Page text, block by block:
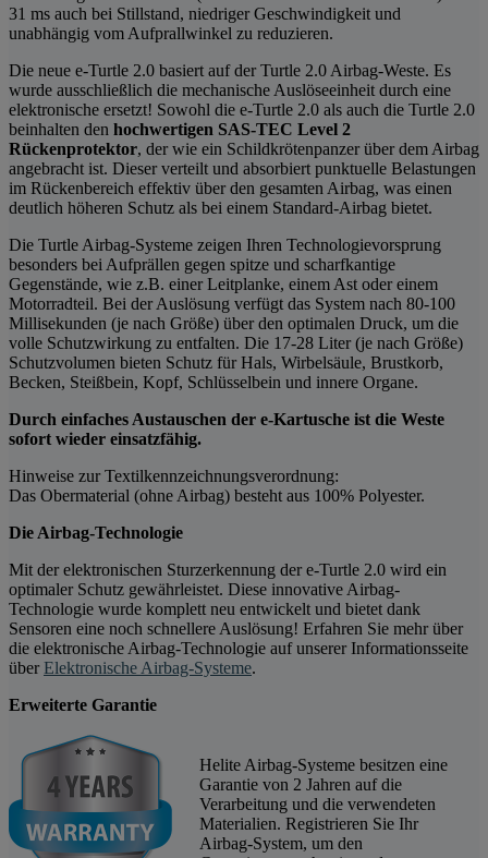
31 ms auch bei Stillstand, niedriger Geschwindigkeit und
unabhängig vom Aufprallwinkel zu reduzieren.
Die neue e-Turtle 2.0 basiert auf der Turtle 2.0 Airbag-Weste. Es
wurde ausschließlich die mechanische Auslöseeinheit durch eine
elektronische ersetzt! Sowohl die e-Turtle 2.0 als auch die Turtle 2.0
beinhalten den hochwertigen SAS-TEC Level 2
Rückenprotektor, der wie ein Schildkrötenpanzer über dem Airbag
angebracht ist. Dieser verteilt und absorbiert punktuelle Belastungen
im Rückenbereich effektiv über den gesamten Airbag, was einen
deutlich höheren Schutz als bei einem Standard-Airbag bietet.
Die Turtle Airbag-Systeme zeigen Ihren Technologievorsprung
besonders bei Aufprällen gegen spitze und scharfkantige
Gegenstände, wie z.B. einer Leitplanke, einem Ast oder einem
Motorradteil. Bei der Auslösung verfügt das System nach 80-100
Millisekunden (je nach Größe) über den optimalen Druck, um die
volle Schutzwirkung zu entfalten. Die 17-28 Liter (je nach Größe)
Schutzvolumen bieten Schutz für Hals, Wirbelsäule, Brustkorb,
Becken, Steißbein, Kopf, Schlüsselbein und innere Organe.
Durch einfaches Austauschen der e-Kartusche ist die Weste
sofort wieder einsatzfähig.
Hinweise zur Textilkennzeichnungsverordnung:
Das Obermaterial (ohne Airbag) besteht aus 100% Polyester.
Die Airbag-Technologie
Mit der elektronischen Sturzerkennung der e-Turtle 2.0 wird ein
optimaler Schutz gewährleistet. Diese innovative Airbag-
Technologie wurde komplett neu entwickelt und bietet dank
Sensoren eine noch schnellere Auslösung! Erfahren Sie mehr über
die elektronische Airbag-Technologie auf unserer Informationsseite
überElektronische Airbag-Systeme.
Erweiterte Garantie
Helite Airbag-Systeme besitzen eine
Garantie von 2 Jahren auf die
Verarbeitung und die verwendeten
Materialien. Registrieren Sie Ihr
Airbag-System, um den